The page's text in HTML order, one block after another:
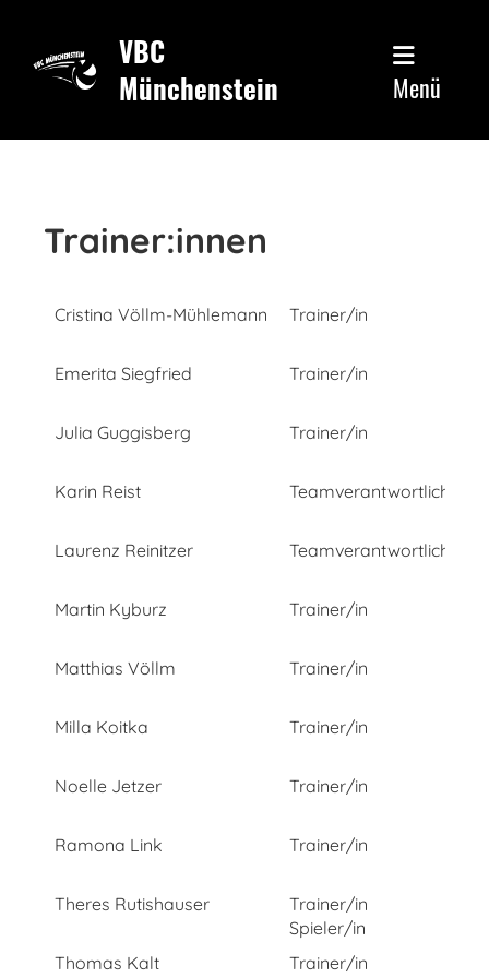
VBC
Münchenstein
Menü
Trainer:innen
Cristina Völlm-Mühlemann Trainer/in
Emerita Siegfried Trainer/in
Julia Guggisberg Trainer/in
Karin Reist Teamverantwortliche/r
Laurenz Reinitzer Teamverantwortliche/r
Martin Kyburz Trainer/in
Matthias Völlm Trainer/in
Milla Koitka Trainer/in
Noelle Jetzer Trainer/in
Ramona Link Trainer/in
Theres Rutishauser
Trainer/in
Spieler/in
Thomas Kalt
Trainer/in